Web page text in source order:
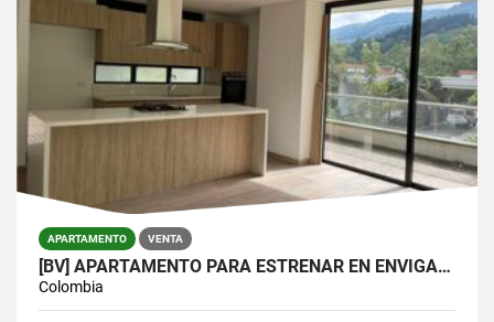
APARTAMENTO VENTA
[BV] APARTAMENTO PARA ESTRENAR EN ENVIGADO, PARTE BAJA DEL ESCOBERO
Colombia